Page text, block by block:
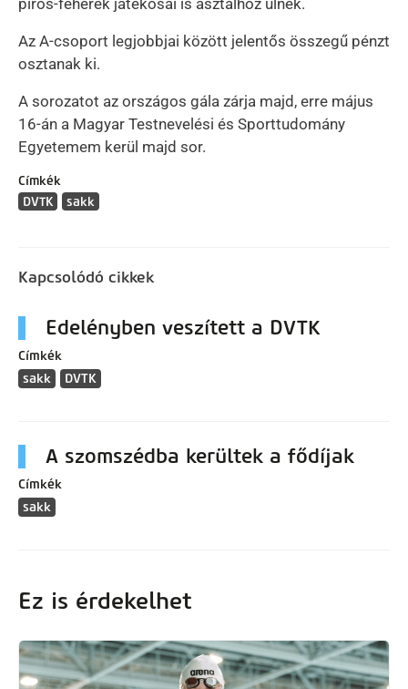
Az A-csoport legjobbjai között jelentős összegű pénzt
osztanak ki.
A sorozatot az országos gála zárja majd, erre május
16-án a Magyar Testnevelési és Sporttudomány
Egyetemem kerül majd sor.
Címkék
DVTK
sakk
Kapcsolódó cikkek
Edelényben veszített a DVTK
Címkék
sakk
DVTK
A szomszédba kerültek a fődíjak
Címkék
sakk
Ez is érdekelhet